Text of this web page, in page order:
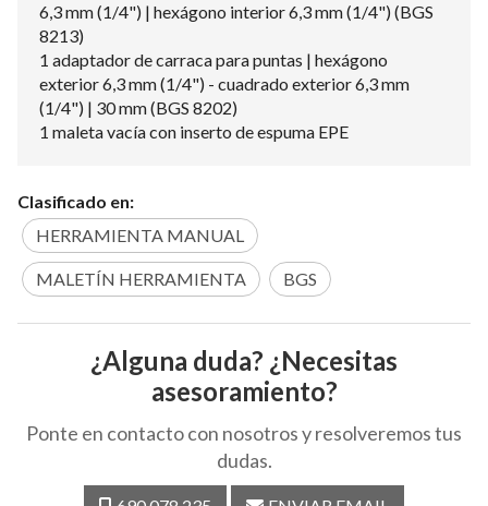
6,3 mm (1/4") | hexágono interior 6,3 mm (1/4") (BGS
8213)
1 adaptador de carraca para puntas | hexágono
exterior 6,3 mm (1/4") - cuadrado exterior 6,3 mm
(1/4") | 30 mm (BGS 8202)
1 maleta vacía con inserto de espuma EPE
Clasificado en:
HERRAMIENTA MANUAL
MALETÍN HERRAMIENTA BGS
¿Alguna duda? ¿Necesitas
asesoramiento?
Ponte en contacto con nosotros y resolveremos tus
dudas.